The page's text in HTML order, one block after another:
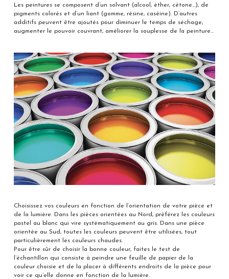
Les peintures se composent d’un solvant (alcool, éther, cétone…), de
pigments colorés et d’un liant (gomme, résine, caséine). D’autres
additifs peuvent être ajoutés pour diminuer le temps de séchage,
augmenter le pouvoir couvrant, améliorer la souplesse de la peinture…
Choisissez vos couleurs en fonction de l’orientation de votre pièce et
de la lumière. Dans les pièces orientées au Nord, préférez les couleurs
pastel au blanc qui vire systématiquement au gris. Dans une pièce
orientée au Sud, toutes les couleurs peuvent être utilisées, tout
particulièrement les couleurs chaudes.
Pour être sûr de choisir la bonne couleur, faites le test de
l’échantillon qui consiste à peindre une feuille de papier de la
couleur choisie et de la placer à différents endroits de la pièce pour
voir ce qu’elle donne en fonction de la lumière.